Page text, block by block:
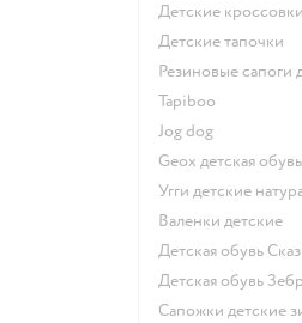
Детские кроссовки
Детские тапочки
Резиновые сапоги
Tapiboo
Jog dog
Geox детская обувь
Угги детские
Валенки детские
Детская обувь
Детская обувь
Сапожки детские